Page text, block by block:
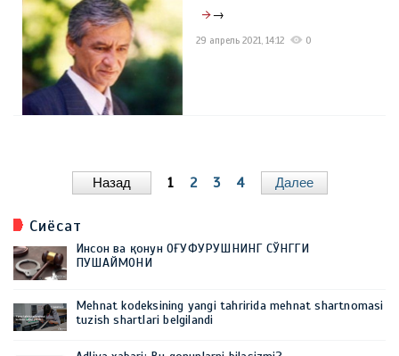
→
29 апрель 2021, 14:12 0
Назад 1 2 3 4 Далее
Сиёсат
Инсон ва қонун ОҒУФУРУШНИНГ СЎНГГИ
ПУШАЙМОНИ
Mehnat kodeksining yangi tahririda mehnat shartnomasi
tuzish shartlari belgilandi